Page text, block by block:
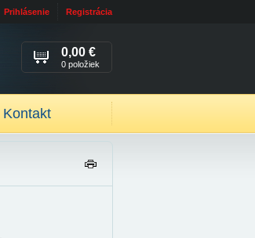
Prihlásenie Registrácia
Kontakt
0,00 €
0 položiek
IŤ